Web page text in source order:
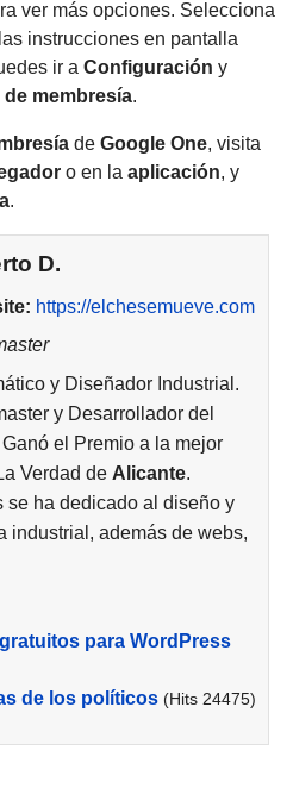
ver más opciones. Selecciona
instrucciones en pantalla
ir a Configuración y
membresía.
de Google One, visita
o en la aplicación, y
.
D.
https://elchesemueve.com
y Diseñador Industrial.
y Desarrollador del
el Premio a la mejor
Verdad de Alicante.
se ha dedicado al diseño y
industrial, además de webs,
para WordPress
de los políticos (Hits 24475)